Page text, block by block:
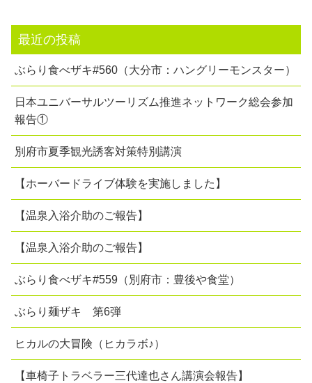
最近の投稿
ぶらり食べザキ#560（大分市：ハングリーモンスター）
日本ユニバーサルツーリズム推進ネットワーク総会参加
報告①
別府市夏季観光誘客対策特別講演
【ホーバードライブ体験を実施しました】
【温泉入浴介助のご報告】
【温泉入浴介助のご報告】
ぶらり食べザキ#559（別府市：豊後や食堂）
ぶらり麺ザキ 第6弾
ヒカルの大冒険（ヒカラボ♪）
【車椅子トラベラー三代達也さん講演会報告】